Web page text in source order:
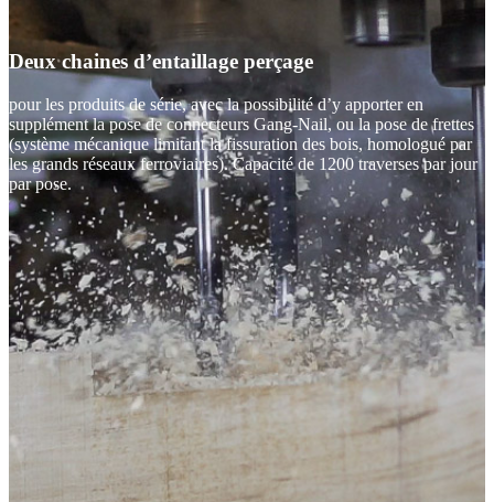
Deux chaines d’entaillage perçage
pour les produits de série, avec la possibilité d’y apporter en
supplément la pose de connecteurs Gang-Nail, ou la pose de frettes
(système mécanique limitant la fissuration des bois, homologué par
les grands réseaux ferroviaires). Capacité de 1200 traverses par jour
par pose.